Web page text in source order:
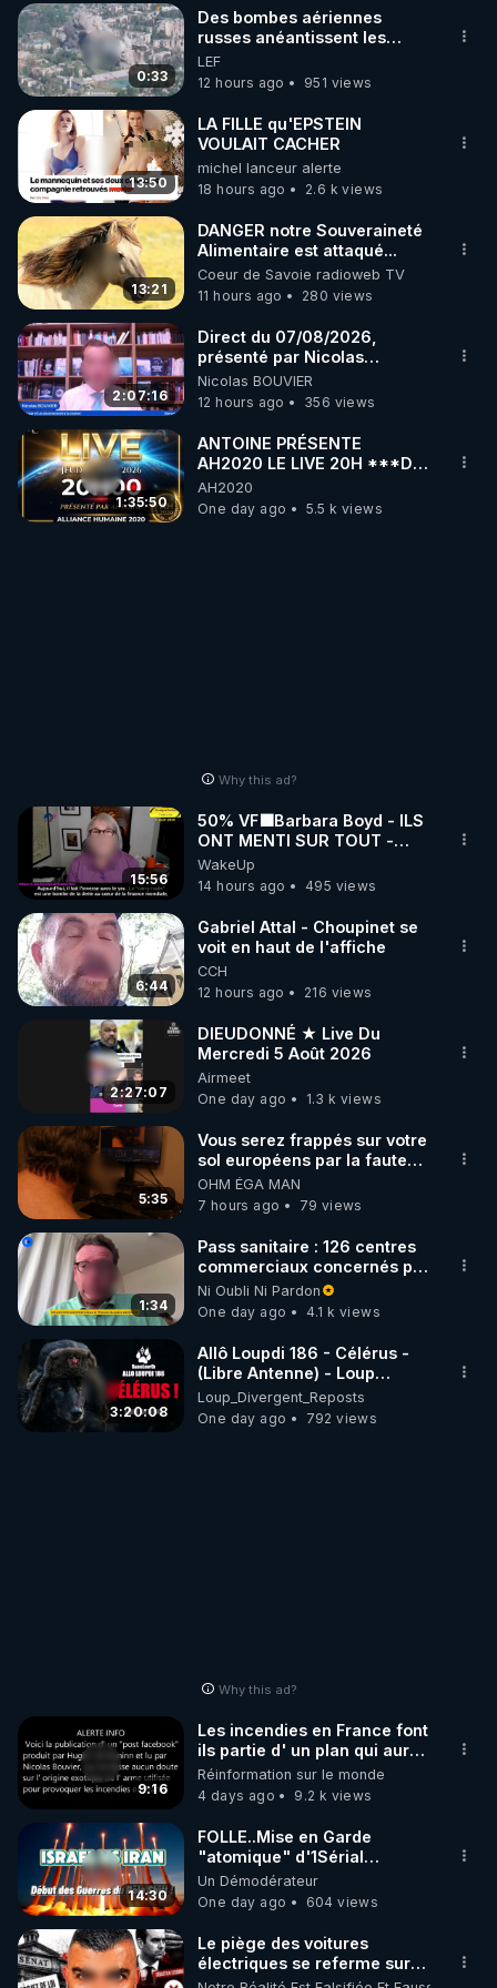
▶ 30 jours gratuit sur l’application de méditation et
de bien-être ENVOL :
Rendez-vous sur https://www.envol.app/code
le code : REGENERE
0:33
Des bombes aériennes
russes anéantissent les
centres de contrôle de
drones de 3 brigades
ukrainienne
LEF
12 hours ago
951 views
13:50
LA FILLE qu'EPSTEIN
VOULAIT CACHER
michel lanceur alerte
18 hours ago
2.6 k views
13:21
DANGER notre Souveraineté
Alimentaire est attaqué...
Coeur de Savoie radioweb TV
11 hours ago
280 views
2:07:16
Direct du 07/08/2026,
présenté par Nicolas
BOUVIER
Nicolas BOUVIER
12 hours ago
356 views
1:35:50
ANTOINE PRÉSENTE
AH2020 LE LIVE 20H ***DU
06/08/2026***
AH2020
One day ago
5.5 k views
Why this ad?
15:56
50% VF🟩Barbara Boyd - ILS
ONT MENTI SUR TOUT -
Jocelyne Traduction
WakeUp
14 hours ago
495 views
6:44
Gabriel Attal - Choupinet se
voit en haut de l'affiche
CCH
12 hours ago
216 views
2:27:07
DIEUDONNÉ ★ Live Du
Mercredi 5 Août 2026
Airmeet
One day ago
1.3 k views
5:35
Vous serez frappés sur votre
sol européens par la faute
des dirigeants qui s'en
mettent dans le nez
OHM ÉGA MAN
7 hours ago
79 views
1:34
Pass sanitaire : 126 centres
commerciaux concernés par
l'obligation dans toute la
France
Ni Oubli Ni Pardon
One day ago
4.1 k views
3:20:08
Allô Loupdi 186 - Célérus -
(Libre Antenne) - Loup
Divergent 2026.08.06
Loup_Divergent_Reposts
One day ago
792 views
Why this ad?
9:16
Les incendies en France font
ils partie d' un plan qui aurait
débuté le 11 septembre 2001
?
Réinformation sur le monde
4 days ago
9.2 k views
14:30
FOLLE..Mise en Garde
"atomique" d'1Sérial
Lanceur d'ALERTES
combinant
"Théories"&"Faits
Accomplis"
Un Démodérateur
One day ago
604 views
Le piège des voitures
électriques se referme sur
les usagers !